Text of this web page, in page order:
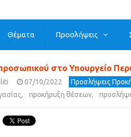
Θέματα Προσλήψεις
στο Υπουργείο
07/10/2022
Προσλήψεις
, προκήρυξη θέσεων,